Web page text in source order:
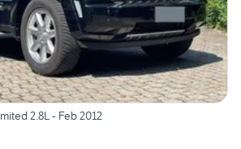
2.8L - Feb 2012